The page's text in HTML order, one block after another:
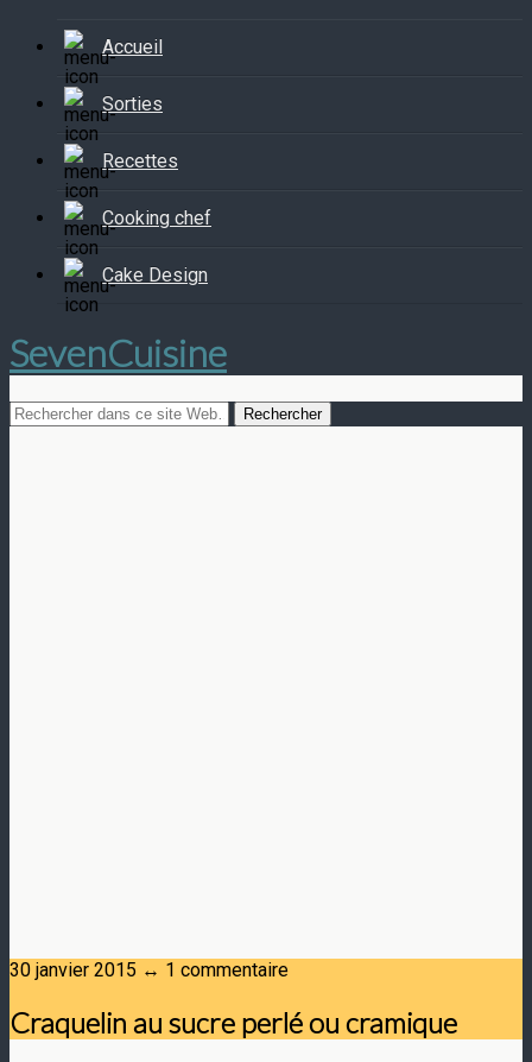
Accueil
Sorties
Recettes
Cooking chef
Cake Design
SevenCuisine
30 janvier 2015 ↔ 1 commentaire
Craquelin au sucre perlé ou cramique